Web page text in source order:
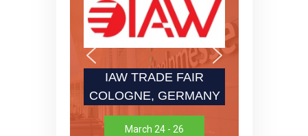
IAW TRADE FAIR
COLOGNE, GERMANY
March 24 - 26